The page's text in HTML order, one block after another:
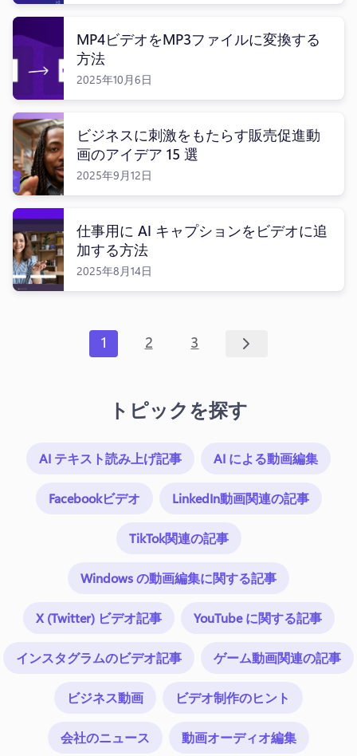
MP4ビデオをMP3ファイルに変換する
方法
2025年10月6日
ビジネスに刺激をもたらす販売促進動
画のアイデア 15 選
2025年9月12日
仕事用に AI キャプションをビデオに追
加する方法
2025年8月14日
1 2 3
トピックを探す
AI テキスト読み上げ記事 AI による動画編集
Facebookビデオ LinkedIn動画関連の記事
TikTok関連の記事
Windows の動画編集に関する記事
X (Twitter) ビデオ記事 YouTube に関する記事
インスタグラムのビデオ記事 ゲーム動画関連の記事
ビジネス動画 ビデオ制作のヒント
会社のニュース 動画オーディオ編集